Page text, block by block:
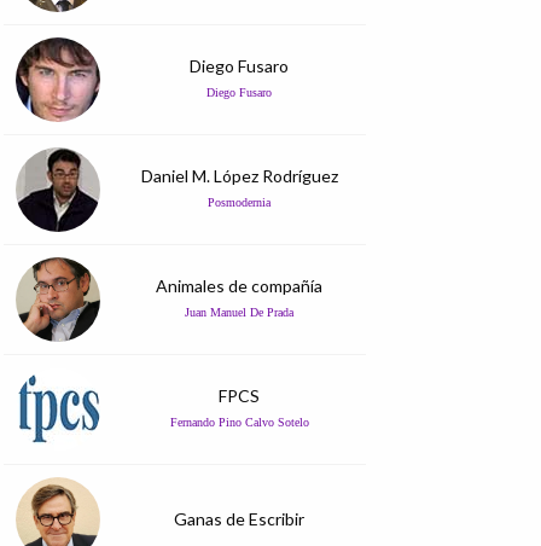
Diego Fusaro
Diego Fusaro
Daniel M. López Rodríguez
Posmodernia
Animales de compañía
Juan Manuel De Prada
FPCS
Fernando Pino Calvo Sotelo
Ganas de Escribir